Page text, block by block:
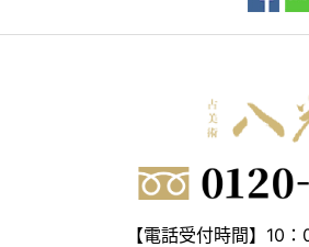
【電話受付時間】10